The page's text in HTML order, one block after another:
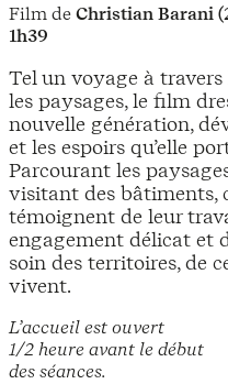
L’accueil est ouvert
1/2 heure avant le début
des séances.
Film de Christian Barani
1h39
Tel un voyage à
les paysages, le film
nouvelle génération,
et les espoirs qu’elle
Parcourant les
visitant des bâtiments,
témoignent de leur
engagement délicat et
soin des territoires, de
vivent.